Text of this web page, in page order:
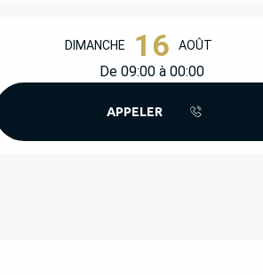
OUVERTURE
DIMANCHE 16 AOÛT
De 09:00 à 00:00
APPELER